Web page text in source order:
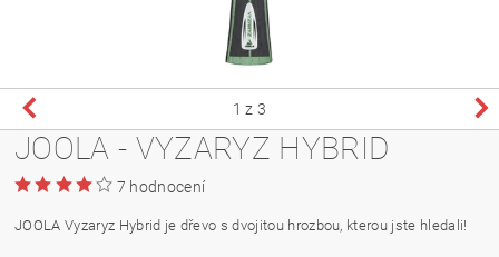
1 z 3
JOOLA - VYZARYZ HYBRID
7 hodnocení
JOOLA Vyzaryz Hybrid je dřevo s dvojitou hrozbou, kterou jste hledali!